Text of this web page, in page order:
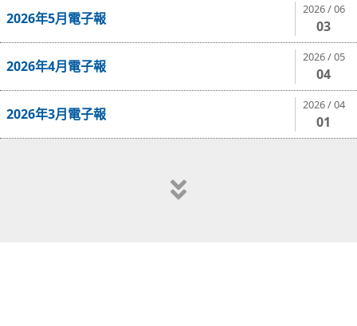
2026年5月電子報
2026 / 06
03
2026年4月電子報
2026 / 05
04
2026年3月電子報
2026 / 04
01